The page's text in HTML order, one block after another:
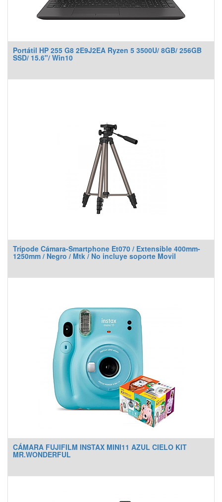
Portátil HP 255 G8 2E9J2EA Ryzen 5 3500U/ 8GB/ 256GB
SSD/ 15.6"/ Win10
Trípode Cámara-Smartphone Et070 / Extensible 400mm-
1250mm / Negro / Mtk / No incluye soporte Movil
CÁMARA FUJIFILM INSTAX MINI11 AZUL CIELO KIT
MR.WONDERFUL